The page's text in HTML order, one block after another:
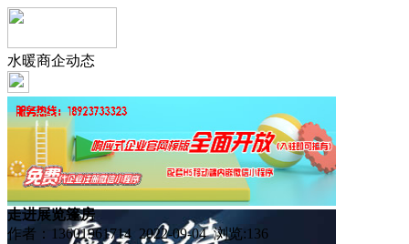
水暖商企动态
走进展览篷房
作者：13601961714 2022-09-04 浏览:136